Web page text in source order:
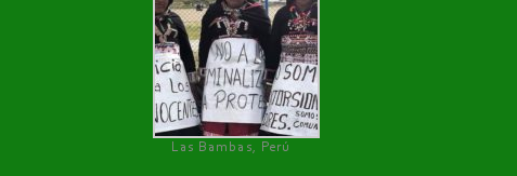
Las Bambas, Perú